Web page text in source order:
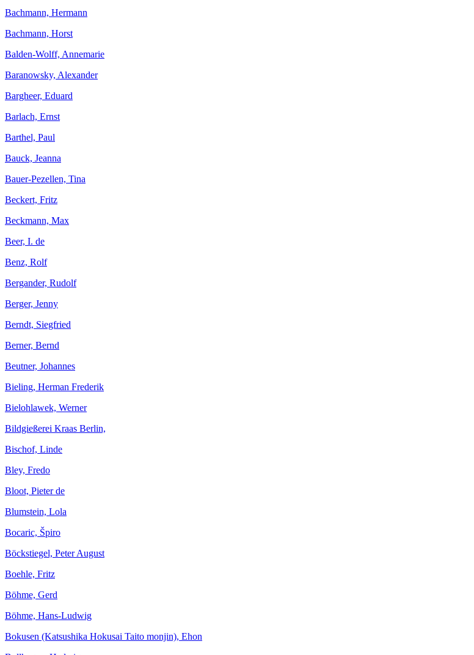
Bachmann, Hermann
Bachmann, Horst
Balden-Wolff, Annemarie
Baranowsky, Alexander
Bargheer, Eduard
Barlach, Ernst
Barthel, Paul
Bauck, Jeanna
Bauer-Pezellen, Tina
Beckert, Fritz
Beckmann, Max
Beer, I. de
Benz, Rolf
Bergander, Rudolf
Berger, Jenny
Berndt, Siegfried
Berner, Bernd
Beutner, Johannes
Bieling, Herman Frederik
Bielohlawek, Werner
Bildgießerei Kraas Berlin,
Bischof, Linde
Bley, Fredo
Bloot, Pieter de
Blumstein, Lola
Bocaric, Špiro
Böckstiegel, Peter August
Boehle, Fritz
Böhme, Gerd
Böhme, Hans-Ludwig
Bokusen (Katsushika Hokusai Taito monjin), Ehon